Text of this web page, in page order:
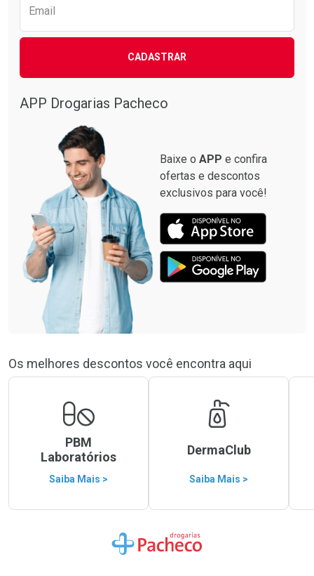
Email
CADASTRAR
APP Drogarias Pacheco
Baixe o APP e confira
ofertas e descontos
exclusivos para você!
Os melhores descontos você encontra aqui
PBM
Laboratórios
Saiba Mais >
DermaClub
Saiba Mais >
Ir para a Home